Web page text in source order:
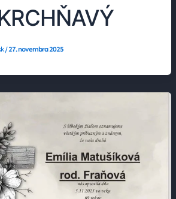
/27. novembra 2025